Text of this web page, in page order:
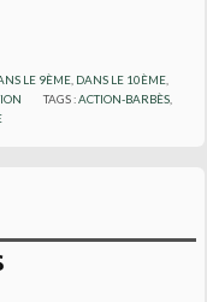
LE 9ÈME, DANS LE 10ÈME,
TAGS :ACTION-BARBÈS